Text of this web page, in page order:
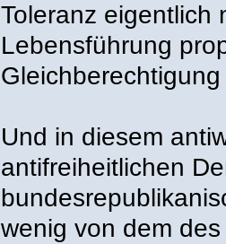
Toleranz eigentlich
Lebensführung
Und in diesem
antifreiheitlichen
wenig von dem